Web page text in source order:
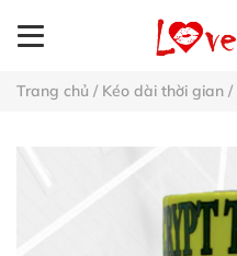
Trang chủ / Kéo dài thời gian /